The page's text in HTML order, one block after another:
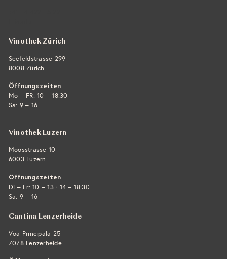
Vinothek Zürich
Seefeldstrasse 299
8008 Zürich
Öffnungszeiten
Mo – FR: 10 – 18:30
Sa: 9 – 16
Vinothek Luzern
Moosstrasse 10
6003 Luzern
Öffnungszeiten
Di – Fr: 10 – 13 · 14 – 18:30
Sa: 9 – 16
Cantina Lenzerheide
Voa Principala 25
7078 Lenzerheide